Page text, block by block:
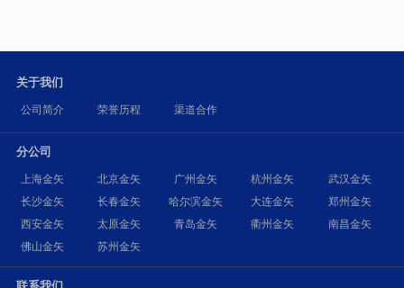
关于我们
公司简介 荣誉历程 渠道合作
分公司
上海金矢 北京金矢 广州金矢 杭州金矢
武汉金矢
长沙金矢
长春金矢 哈尔滨金矢 大连金矢
郑州金矢
西安金矢
太原金矢 青岛金矢 衢州金矢
南昌金矢
佛山金矢
苏州金矢